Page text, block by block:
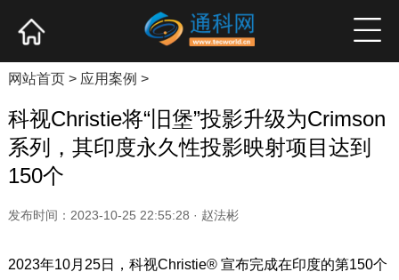
产业资讯 企业新品 高端访谈
网站首页> 应用案例 >
科视Christie将“旧堡”投影升级为Crimson
系列，其印度永久性投影映射项目达到
150个
发布时间：2023-10-25 22:55:28 · 赵法彬
2023年10月25日，科视Christie® 宣布完成在印度的第150个